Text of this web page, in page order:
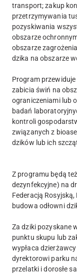
transport; zakup
przetrzymywania
pozyskiwania
obszarze
obszarze
dzika na obszarze
Program
zabicia świń na
ograniczeniami lub
badań
kontroli
związanych z
dzików lub ich
Z programu będą
dezynfekcyjne) na
Federacją
budowa odłowni
Za dziki pozyskane
punktu skupu lub
wypłaca
dyrektorowi parku
przelatki i dorosłe